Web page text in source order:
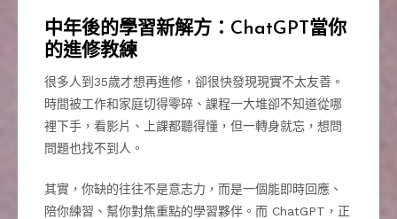
中年後的學習新解方：ChatGPT當你
的進修教練
很多人到35歲才想再進修，卻很快發現現實不太友善。
時間被工作和家庭切得零碎、課程一大堆卻不知道從哪
裡下手，看影片、上課都聽得懂，但一轉身就忘，想問
問題也找不到人。
其實，你缺的往往不是意志力，而是一個能即時回應、
陪你練習、幫你對焦重點的學習夥伴。而 ChatGPT，正